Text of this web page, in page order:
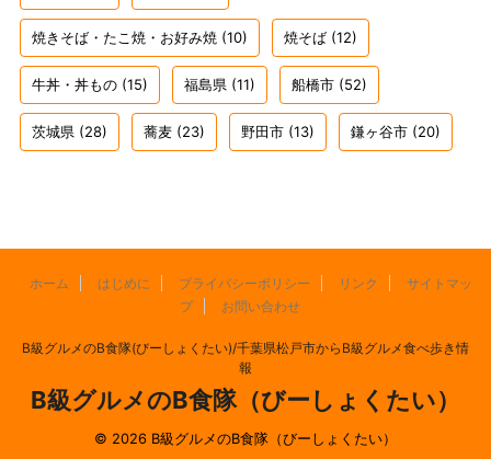
焼きそば・たこ焼・お好み焼 (10) 焼そば (12)
牛丼・丼もの (15) 福島県 (11) 船橋市 (52)
茨城県 (28) 蕎麦 (23) 野田市 (13) 鎌ヶ谷市 (20)
ホーム はじめに プライバシーポリシー リンク
サイトマッ
プ
お問い合わせ
B級グルメのB食隊(びーしょくたい)/千葉県松戸市からB級グルメ食べ歩き情
報
B級グルメのB食隊（びーしょくたい）
© 2026 B級グルメのB食隊（びーしょくたい）